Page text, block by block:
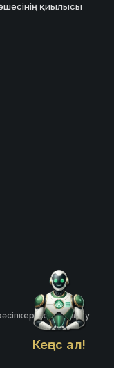
Кеңес ал!
қиылысы
дамыту